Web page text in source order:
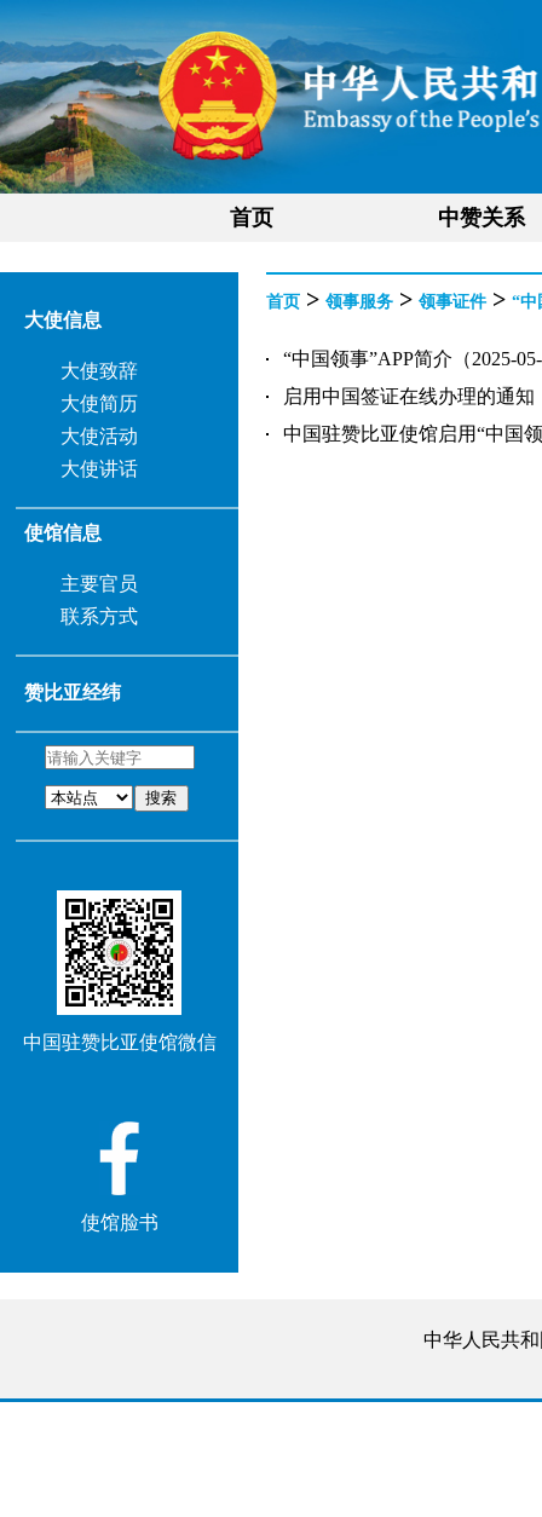
首页 中赞关系
大使信息
大使致辞
大使简历
大使活动
大使讲话
使馆信息
主要官员
联系方式
赞比亚经纬
搜索
中国驻赞比亚使馆微信
使馆脸书
首页 > 领事服务 > 领事证件> “中
“中国领事”APP简介（2025-
启用中国签证在线办理的通知
中国驻赞比亚使馆启用“中国
中华人民共